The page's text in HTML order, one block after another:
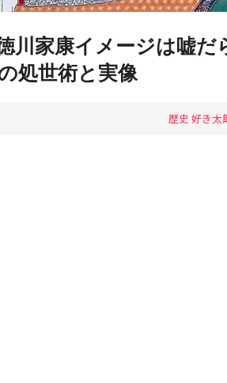
家康イメージは嘘だ
処世術と実像
歴史 好き太